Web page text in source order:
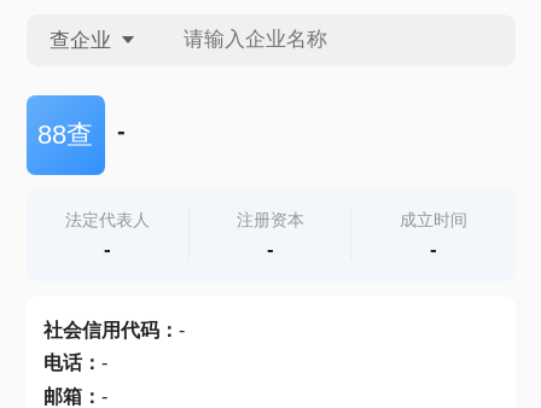
查企业
查企业
查产地
88查 -
法定代表人
-
注册资本
-
成立时间
-
社会信用代码： -
电话： -
邮箱： -